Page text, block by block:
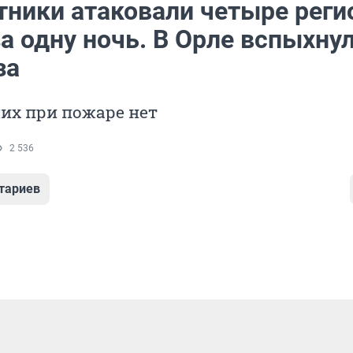
атаковали четыре
одну ночь. В Орле
при пожаре нет
2 536